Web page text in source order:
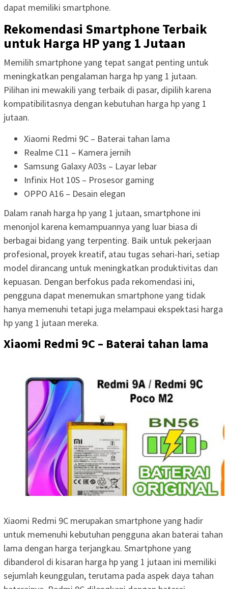
dapat memiliki smartphone.
Rekomendasi Smartphone Terbaik
untuk Harga HP yang 1 Jutaan
Memilih smartphone yang tepat sangat penting untuk
meningkatkan pengalaman harga hp yang 1 jutaan.
Pilihan ini mewakili yang terbaik di pasar, dipilih karena
kompatibilitasnya dengan kebutuhan harga hp yang 1
jutaan.
Xiaomi Redmi 9C – Baterai tahan lama
Realme C11 – Kamera jernih
Samsung Galaxy A03s – Layar lebar
Infinix Hot 10S – Prosesor gaming
OPPO A16 – Desain elegan
Dalam ranah harga hp yang 1 jutaan, smartphone ini
menonjol karena kemampuannya yang luar biasa di
berbagai bidang yang terpenting. Baik untuk pekerjaan
profesional, proyek kreatif, atau tugas sehari-hari, setiap
model dirancang untuk meningkatkan produktivitas dan
kepuasan. Dengan berfokus pada rekomendasi ini,
pengguna dapat menemukan smartphone yang tidak
hanya memenuhi tetapi juga melampaui ekspektasi harga
hp yang 1 jutaan mereka.
Xiaomi Redmi 9C – Baterai tahan lama
Xiaomi Redmi 9C merupakan smartphone yang hadir
untuk memenuhi kebutuhan pengguna akan baterai tahan
lama dengan harga terjangkau. Smartphone yang
dibanderol di kisaran harga hp yang 1 jutaan ini memiliki
sejumlah keunggulan, terutama pada aspek daya tahan